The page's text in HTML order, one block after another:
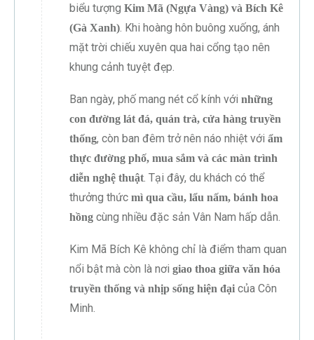
biểu tượng Kim Mã (Ngựa Vàng) và Bích Kê
(Gà Xanh). Khi hoàng hôn buông xuống, ánh
mặt trời chiếu xuyên qua hai cổng tạo nên
khung cảnh tuyệt đẹp.
Ban ngày, phố mang nét cổ kính với những
con đường lát đá, quán trà, cửa hàng truyền
thống, còn ban đêm trở nên náo nhiệt với ẩm
thực đường phố, mua sắm và các màn trình
diễn nghệ thuật. Tại đây, du khách có thể
thưởng thức mì qua cầu, lẩu nấm, bánh hoa
hồng cùng nhiều đặc sản Vân Nam hấp dẫn.
Kim Mã Bích Kê không chỉ là điểm tham quan
nổi bật mà còn là nơi giao thoa giữa văn hóa
truyền thống và nhịp sống hiện đại của Côn
Minh.